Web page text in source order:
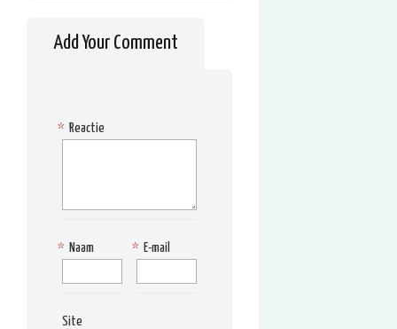
Add Your Comment
Reactie
*
Naam
* E-mail
*
Site